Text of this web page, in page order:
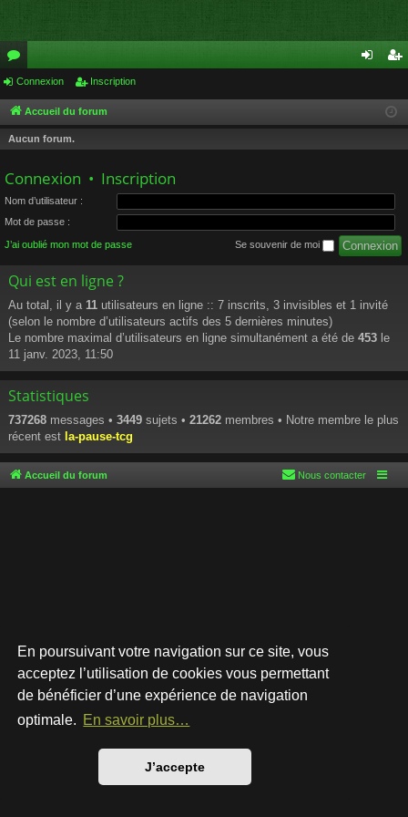
En poursuivant votre navigation sur ce site, vous
acceptez l’utilisation de cookies vous permettant
de bénéficier d’une expérience de navigation
optimale. En savoir plus…
J’accepte
or
u
m
cri
Connexion Inscription
Accueil du forum
Aucun forum.
Connexion • Inscription
Nom d’utilisateur :
Mot de passe :
J’ai oublié mon mot de passe Se souvenir de moi
Qui est en ligne ?
Au total, il y a 11 utilisateurs en ligne :: 7 inscrits, 3 invisibles et 1 invité
(selon le nombre d’utilisateurs actifs des 5 dernières minutes)
Le nombre maximal d’utilisateurs en ligne simultanément a été de 453 le
11 janv. 2023, 11:50
Statistiques
737268 messages • 3449 sujets • 21262 membres • Notre membre le plus
récent est la-pause-tcg
Accueil du forum Nous contacter
Développé parphpBB® Forum Software © phpBB Limited
Style par
Traduction française officielle